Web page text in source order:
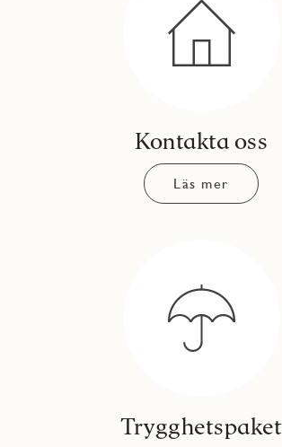
Kontakta oss
Läs mer
Trygghetspaket